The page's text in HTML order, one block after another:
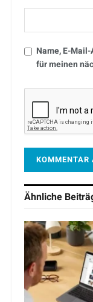
Name, E-
für meinen
Ähnliche